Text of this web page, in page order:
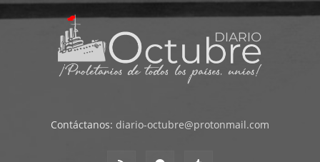
Contáctanos: diario-octubre@protonmail.com